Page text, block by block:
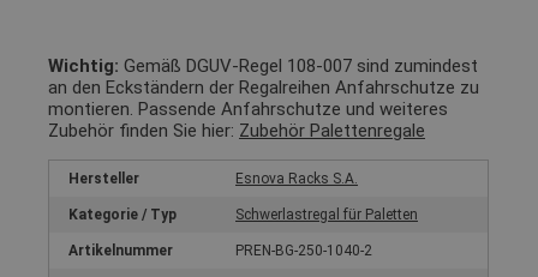
Wichtig: Gemäß DGUV-Regel 108-007 sind zumindest
an den Eckständern der Regalreihen Anfahrschutze zu
montieren. Passende Anfahrschutze und weiteres
Zubehör finden Sie hier: Zubehör Palettenregale
Hersteller Esnova Racks S.A.
Kategorie / Typ Schwerlastregal für Paletten
Artikelnummer PREN-BG-250-1040-2